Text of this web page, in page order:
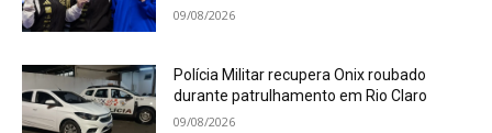
09/08/2026
Polícia Militar recupera Onix roubado
durante patrulhamento em Rio Claro
09/08/2026